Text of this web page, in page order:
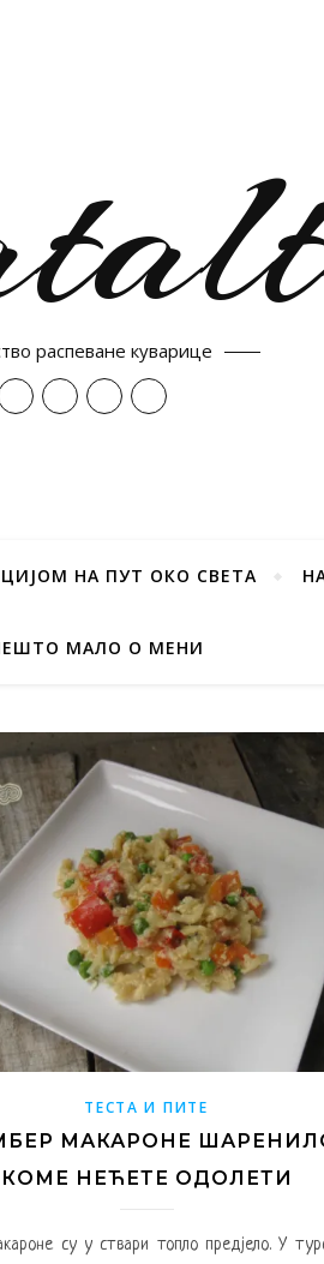
распеване куварице
НА ПУТ ОКО СВЕТА
МАЛО О МЕНИ
ТЕСТА И ПИТЕ
МАКАРОНЕ
КОМЕ НЕЋЕТЕ ОДОЛЕТИ
су у ствари топло предјело. У